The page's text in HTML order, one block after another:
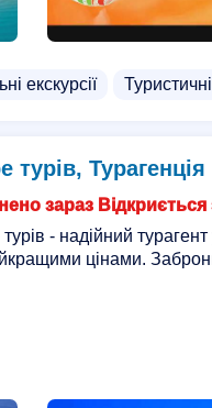
екскурсії
турів, Турагенція
зараз Відкриється
- надійний
цінами.